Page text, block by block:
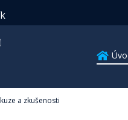
a zkušenosti